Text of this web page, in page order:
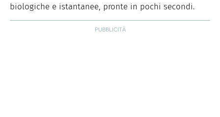
biologiche e istantanee, pronte in pochi secondi.